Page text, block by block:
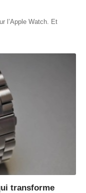
l’Apple Watch. Et
transforme